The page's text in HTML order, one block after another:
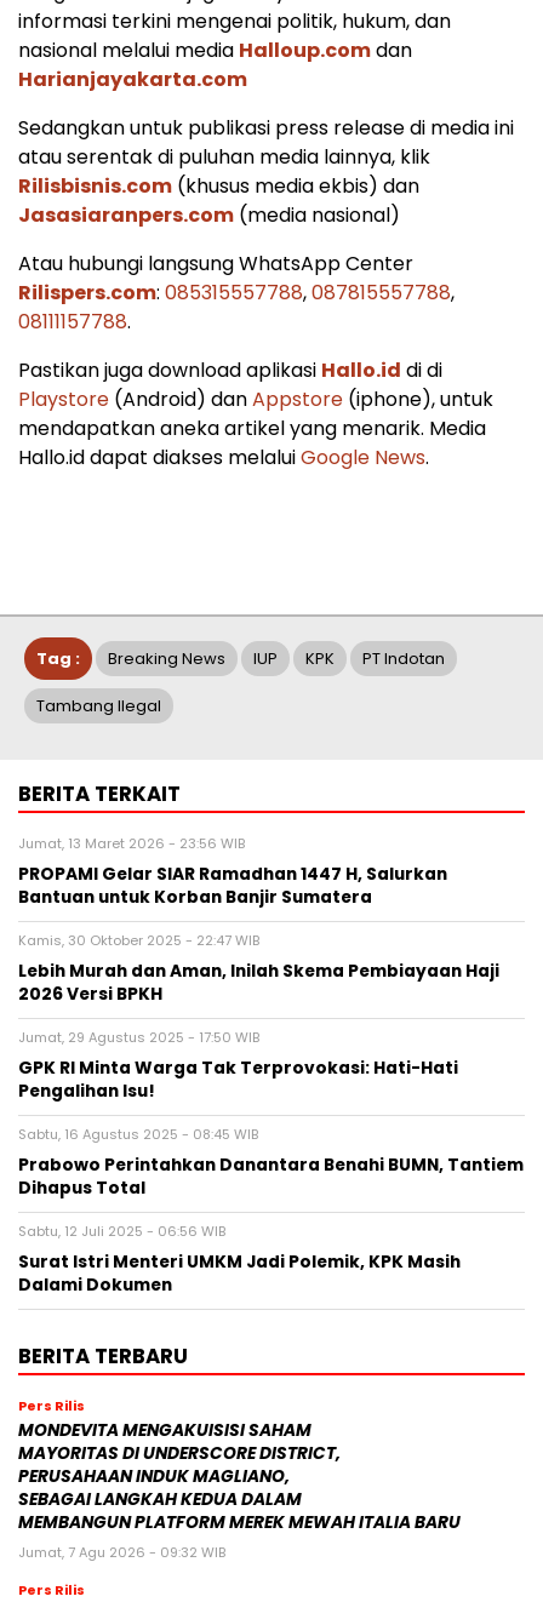
informasi terkini mengenai politik, hukum, dan
nasional melalui media Halloup.comdan
Harianjayakarta.com
Sedangkan untuk publikasi press release di media ini
atau serentak di puluhan media lainnya, klik
Rilisbisnis.com (khusus media ekbis) dan
Jasasiaranpers.com (media nasional)
Atau hubungi langsung WhatsApp Center
Rilispers.com: 085315557788,087815557788,
08111157788.
Pastikan juga download aplikasi Hallo.id di di
Playstore (Android) danAppstore (iphone), untuk
mendapatkan aneka artikel yang menarik. Media
Hallo.id dapat diakses melaluiGoogle News.
Tag : Breaking News IUP KPK PT Indotan
Tambang Ilegal
BERITA TERKAIT
Jumat, 13 Maret 2026 - 23:56 WIB
PROPAMI Gelar SIAR Ramadhan 1447 H, Salurkan
Bantuan untuk Korban Banjir Sumatera
Kamis, 30 Oktober 2025 - 22:47 WIB
Lebih Murah dan Aman, Inilah Skema Pembiayaan Haji
2026 Versi BPKH
Jumat, 29 Agustus 2025 - 17:50 WIB
GPK RI Minta Warga Tak Terprovokasi: Hati-Hati
Pengalihan Isu!
Sabtu, 16 Agustus 2025 - 08:45 WIB
Prabowo Perintahkan Danantara Benahi BUMN, Tantiem
Dihapus Total
Sabtu, 12 Juli 2025 - 06:56 WIB
Surat Istri Menteri UMKM Jadi Polemik, KPK Masih
Dalami Dokumen
BERITA TERBARU
Pers Rilis
MONDEVITA MENGAKUISISI SAHAM
MAYORITAS DI UNDERSCORE DISTRICT,
PERUSAHAAN INDUK MAGLIANO,
SEBAGAI LANGKAH KEDUA DALAM
MEMBANGUN PLATFORM MEREK MEWAH ITALIA BARU
Jumat, 7 Agu 2026 - 09:32 WIB
Pers Rilis